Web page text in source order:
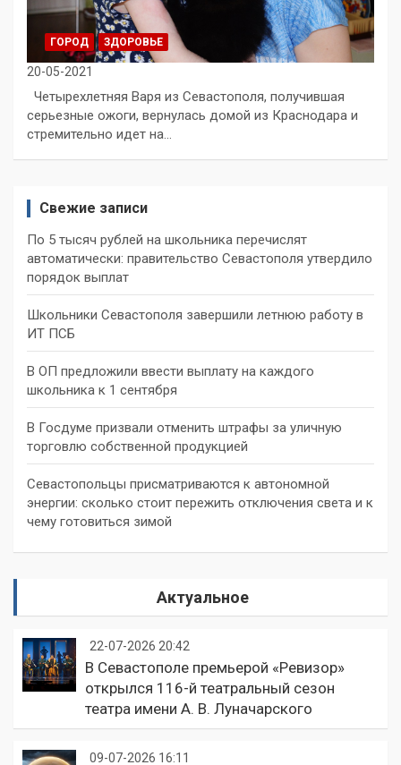
ГОРОД ЗДОРОВЬЕ
20-05-2021
Четырехлетняя Варя из Севастополя, получившая
серьезные ожоги, вернулась домой из Краснодара и
стремительно идет на…
Свежие записи
По 5 тысяч рублей на школьника перечислят
автоматически: правительство Севастополя утвердило
порядок выплат
Школьники Севастополя завершили летнюю работу в
ИТ ПСБ
В ОП предложили ввести выплату на каждого
школьника к 1 сентября
В Госдуме призвали отменить штрафы за уличную
торговлю собственной продукцией
Севастопольцы присматриваются к автономной
энергии: сколько стоит пережить отключения света и к
чему готовиться зимой
Актуальное
22-07-2026 20:42
В Севастополе премьерой «Ревизор»
открылся 116-й театральный сезон
театра имени А. В. Луначарского
09-07-2026 16:11